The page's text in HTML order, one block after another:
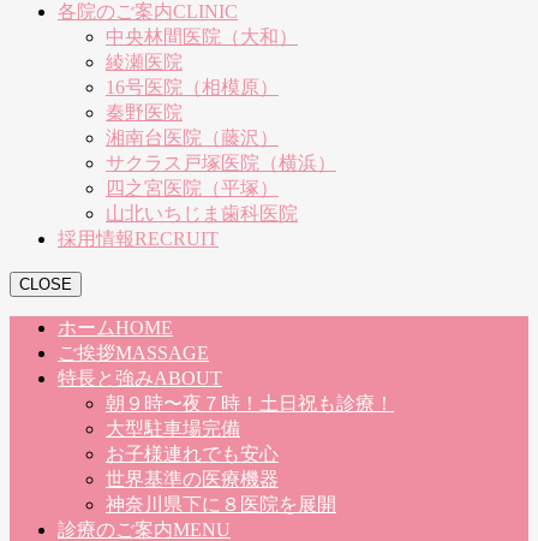
各院のご案内CLINIC
中央林間医院（大和）
綾瀬医院
16号医院（相模原）
秦野医院
湘南台医院（藤沢）
サクラス戸塚医院（横浜）
四之宮医院（平塚）
山北いちじま歯科医院
採用情報RECRUIT
CLOSE
ホームHOME
ご挨拶MASSAGE
特長と強みABOUT
朝９時〜夜７時！土日祝も診療！
大型駐車場完備
お子様連れでも安心
世界基準の医療機器
神奈川県下に８医院を展開
診療のご案内MENU